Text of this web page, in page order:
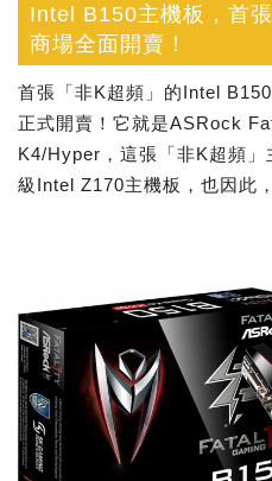
Intel B150主機板，首
商場全面開賣！
首張「非K超頻」的Intel
正式開賣！它就是ASRock
K4/Hyper，這張「非K超頻」
級Intel Z170主機板，也因此